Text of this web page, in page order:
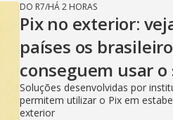
DO R7/HÁ 2 HORAS
Pix no exterior:
países os
conseguem usar o
Soluções desenvolvidas por
permitem utilizar o Pix em
exterior